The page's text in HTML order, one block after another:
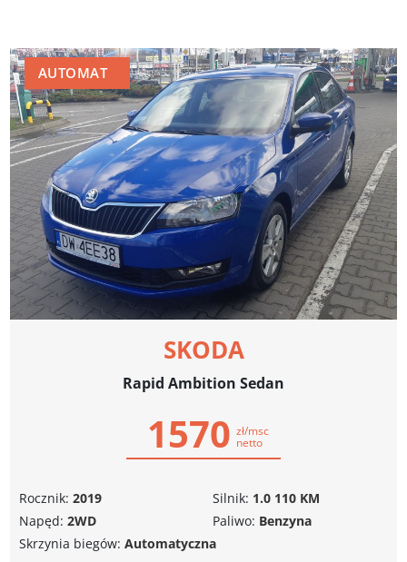
AUTOMAT
SKODA
Rapid Ambition Sedan
1570 zł/msc
netto
Rocznik: 2019
Napęd: 2WD
Silnik: 1.0 110 KM
Paliwo: Benzyna
Skrzynia biegów: Automatyczna